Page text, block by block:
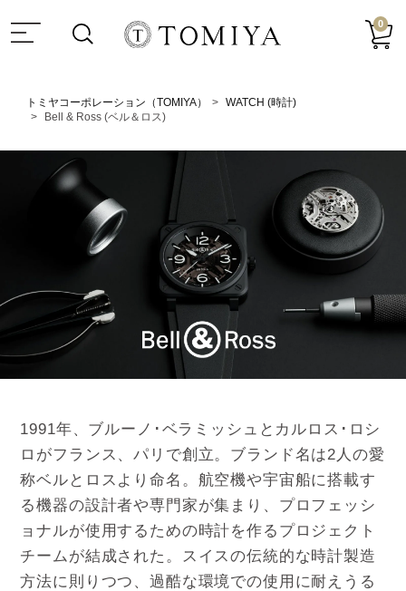
0
トミヤコーポレーション（TOMIYA）
WATCH (時計)
Bell & Ross (ベル＆ロス)
1991年、ブルーノ･ベラミッシュとカルロス･ロシ
ロがフランス、パリで創立。ブランド名は2人の愛
称ベルとロスより命名。航空機や宇宙船に搭載す
る機器の設計者や専門家が集まり、プロフェッシ
ョナルが使用するための時計を作るプロジェクト
チームが結成された。スイスの伝統的な時計製造
方法に則りつつ、過酷な環境での使用に耐えうる